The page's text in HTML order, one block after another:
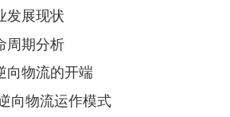
发展现状
周期分析
向物流的开端
向物流运作模式